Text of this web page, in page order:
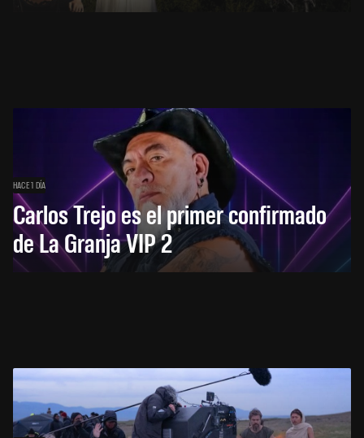
HACE 1 DÍA
Carlos Trejo es el primer confirmado
de La Granja VIP 2